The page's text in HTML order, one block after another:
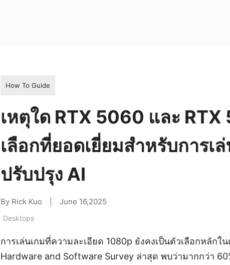
How To Guide
เหตุใด RTX 5060 และ
เลือกที่ยอดเยี่ยมสำหรับการเ
ปรับปรุง AI
By Rick Kuo June 16,2025
Desktops
การเล่นเกมที่ความละเอียด 1080p ยังคงเป็นตัวเลือกหลักใ
Hardware and Software Survey ล่าสุด พบว่ามากกว่า